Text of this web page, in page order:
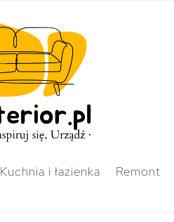
Kuchnia i łazienka Remont